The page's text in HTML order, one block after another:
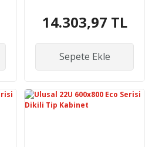
14.303,97 TL
Sepete Ekle